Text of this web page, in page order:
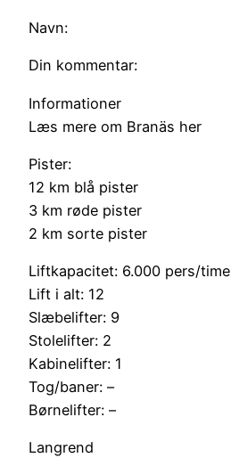
Navn:
Din kommentar:
Informationer
Læs mere om Branäs her
Pister:
12 km blå pister
3 km røde pister
2 km sorte pister
Liftkapacitet: 6.000 pers/time
Lift i alt: 12
Slæbelifter: 9
Stolelifter: 2
Kabinelifter: 1
Tog/baner: –
Børnelifter: –
Langrend